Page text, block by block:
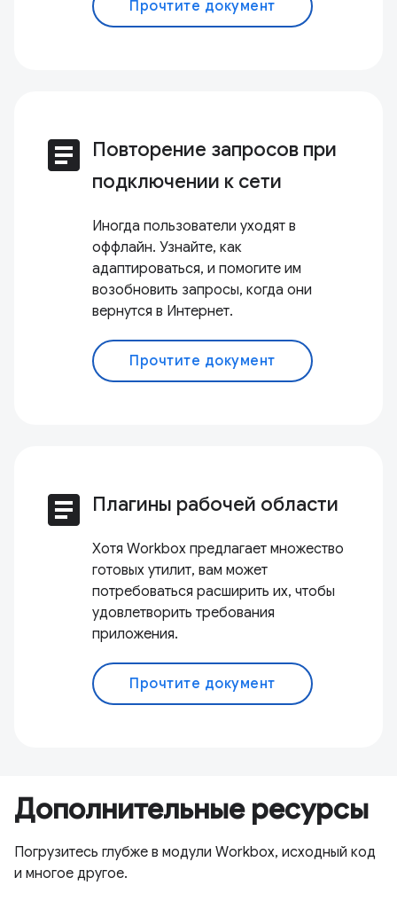
Прочтите документ
article Повторение запросов при
подключении к сети
Иногда пользователи уходят в
оффлайн. Узнайте, как
адаптироваться, и помогите им
возобновить запросы, когда они
вернутся в Интернет.
Прочтите документ
article Плагины рабочей области
Хотя Workbox предлагает множество
готовых утилит, вам может
потребоваться расширить их, чтобы
удовлетворить требования
приложения.
Прочтите документ
Дополнительные ресурсы
Погрузитесь глубже в модули Workbox, исходный код
и многое другое.